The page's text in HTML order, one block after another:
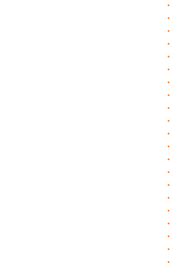
•
•
•
•
•
•
•
•
•
•
•
•
•
•
•
•
•
•
•
•
•